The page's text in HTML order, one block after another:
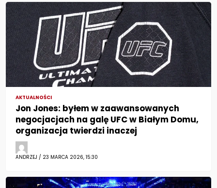
AKTUALNOŚCI
Jon Jones: byłem w zaawansowanych
negocjacjach na galę UFC w Białym Domu,
organizacja twierdzi inaczej
ANDRZEJ / 23 MARCA 2026, 15:30